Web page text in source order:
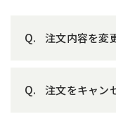
注文内容を変
注文をキャン